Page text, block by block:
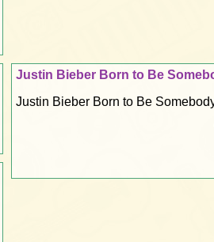
Justin Bieber Born to Be
Justin Bieber Born to Be